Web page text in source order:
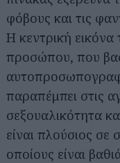
φόβους και τις
Η κεντρική
προσώπου, που
παραπέμπει στις
σεξουαλικότητα
είναι πλούσιος σε
οποίους είναι